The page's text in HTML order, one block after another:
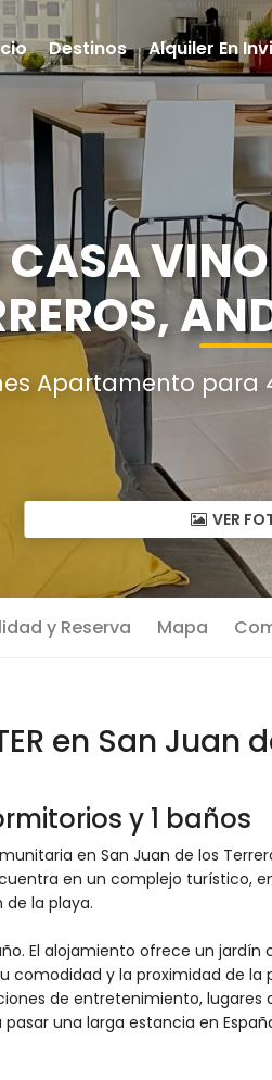
Apartamento para
VER
y Reserva Mapa
en San Juan
y 1 baños
en San Juan de los
en un complejo turístico,
la playa.
El alojamiento ofrece un jardín
comodidad y la proximidad de la
de entretenimiento, lugares
una larga estancia en
Destinos Alquiler En